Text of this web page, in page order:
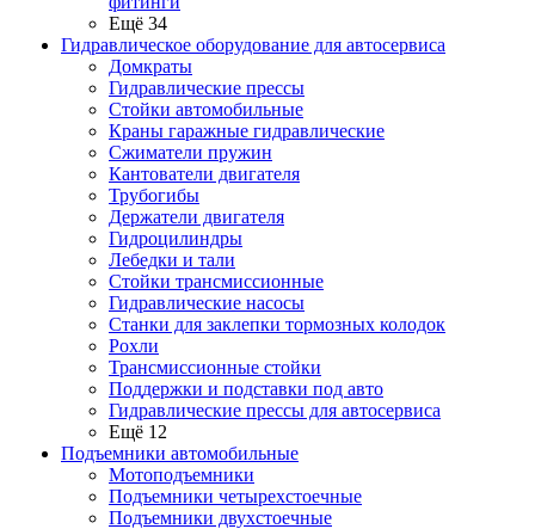
Ещё 34
Гидравлическое оборудование для автосервиса
Домкраты
Гидравлические прессы
Стойки автомобильные
Краны гаражные гидравлические
Сжиматели пружин
Кантователи двигателя
Трубогибы
Держатели двигателя
Гидроцилиндры
Лебедки и тали
Стойки трансмиссионные
Гидравлические насосы
Cтанки для заклепки тормозных колодок
Рохли
Трансмиссионные стойки
Поддержки и подставки под авто
Гидравлические прессы для автосервиса
Ещё 12
Подъемники автомобильные
Мотоподъемники
Подъемники четырехстоечные
Подъемники двухстоечные